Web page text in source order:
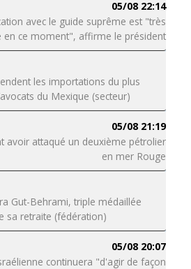
05/08 22:14
avec le guide suprême est "très
en ce moment", affirme le président
les importations du plus
du Mexique (secteur)
05/08 21:19
avoir attaqué un deuxième pétrolier
en mer Rouge
Gut-Behrami, triple médaillée
sa retraite (fédération)
05/08 20:07
continuera "d'agir de façon